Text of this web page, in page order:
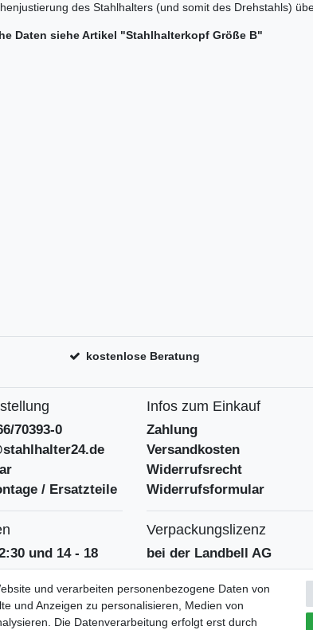
des Stahlhalters (und somit des Drehstahls)
Daten siehe Artikel "Stahlhalterkopf Größe B"
kostenlose Beratung
70393-0
/ Ersatzteile
und 14 - 18
Infos zum Einkauf
Zahlung
Versandkosten
Widerrufsrecht
Widerrufsformular
Verpackungslizenz
bei der Landbell AG
und verarbeiten personenbezogene Daten von
und Anzeigen zu personalisieren, Medien von
Die Datenverarbeitung erfolgt erst durch